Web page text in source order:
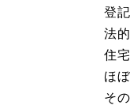
登
法
住
ほ
そ